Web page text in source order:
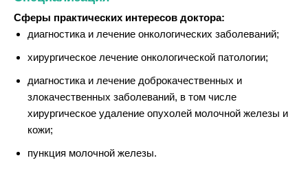
Сферы практических интересов доктора:
диагностика и лечение онкологических заболеваний;
хирургическое лечение онкологической патологии;
диагностика и лечение доброкачественных и
злокачественных заболеваний, в том числе
хирургическое удаление опухолей молочной железы и
кожи;
пункция молочной железы.